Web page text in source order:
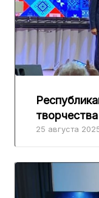
25 августа